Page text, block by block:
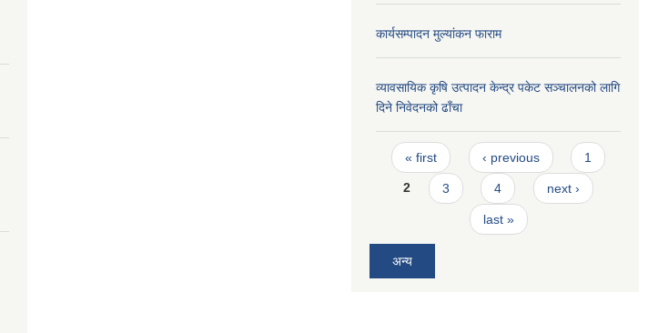
कार्यसम्पादन मुल्यांकन फाराम
व्यावसायिक कृषि उत्पादन केन्द्र पकेट सञ्चालनको लागि
दिने निवेदनको ढाँचा
Pages
« first ‹ previous 1
2 3 4 next ›
last »
अन्य